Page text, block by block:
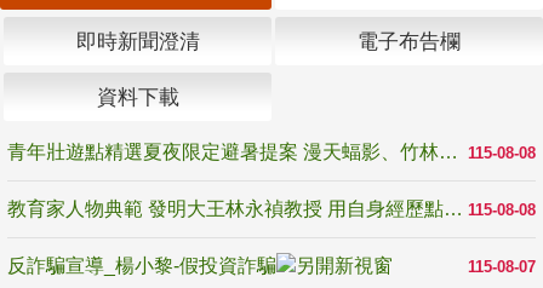
即時新聞澄清 電子布告欄
資料下載
115-08-08
青年壯遊點精選夏夜限定避暑提案 漫天蝠影、竹林尋蛙、茶香夜觀 邀青年暮色出發
115-08-08
教育家人物典範 發明大王林永禎教授 用自身經歷點亮學生的路
115-08-07
反詐騙宣導_楊小黎-假投資詐騙